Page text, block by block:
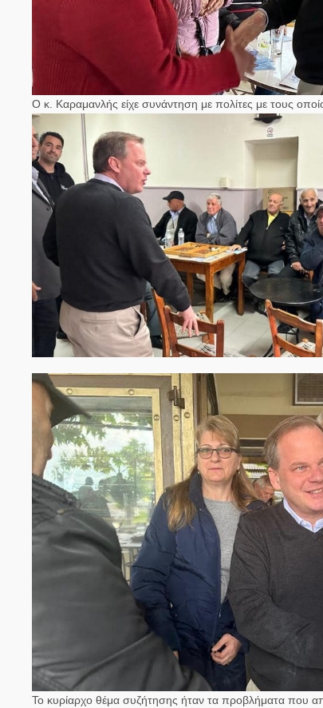
Ο κ. Καραμανλής είχε συνάντηση με πολίτες με τους
Το κυρίαρχο θέμα συζήτησης ήταν τα προβλήματα που